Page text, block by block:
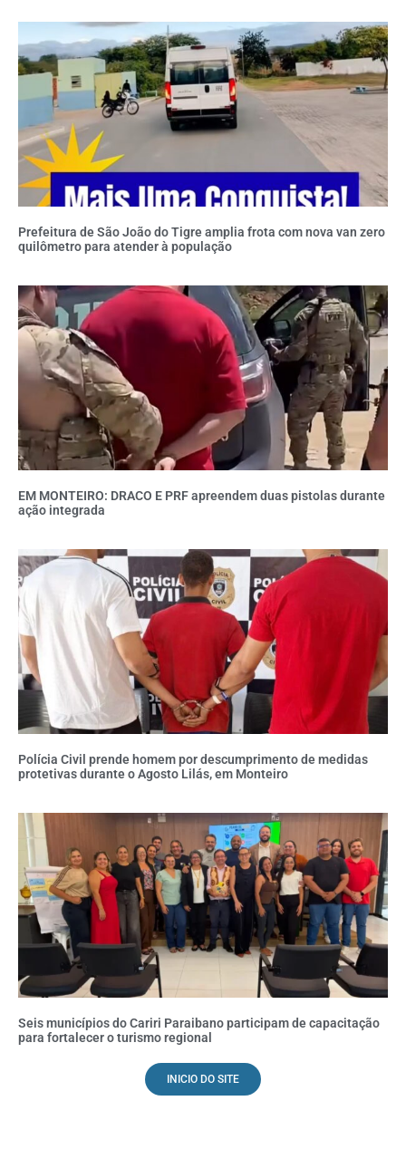
Prefeitura de São João do Tigre amplia frota com nova van zero
quilômetro para atender à população
EM MONTEIRO: DRACO E PRF apreendem duas pistolas durante
ação integrada
Polícia Civil prende homem por descumprimento de medidas
protetivas durante o Agosto Lilás, em Monteiro
Seis municípios do Cariri Paraibano participam de capacitação
para fortalecer o turismo regional
INICIO DO SITE